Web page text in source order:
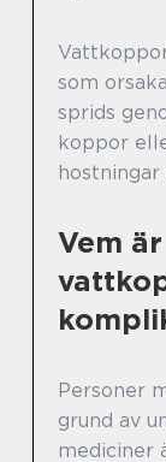
som
sprids
koppor
hostningar
Vem
Personer
grund av
mediciner